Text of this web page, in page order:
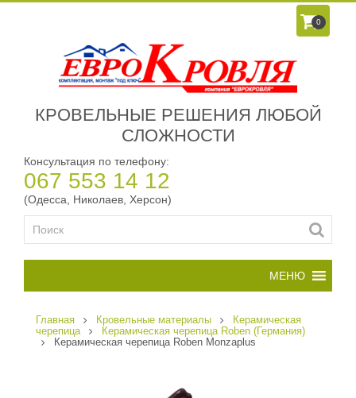
0
КРОВЕЛЬНЫЕ РЕШЕНИЯ ЛЮБОЙ
СЛОЖНОСТИ
Консультация по телефону:
067 553 14 12
(Одесса, Николаев, Херсон)
Главная Кровельные материалы
Керамическая
черепица
Керамическая черепица Roben (Германия)
Керамическая черепица Roben Monzaplus